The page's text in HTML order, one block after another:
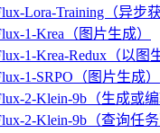
Lora-Training（异步
1-Krea（图片生成）
1-Krea-Redux（以图
1-SRPO（图片生成）
2-Klein-9b（生成或编
2-Klein-9b（查询任务